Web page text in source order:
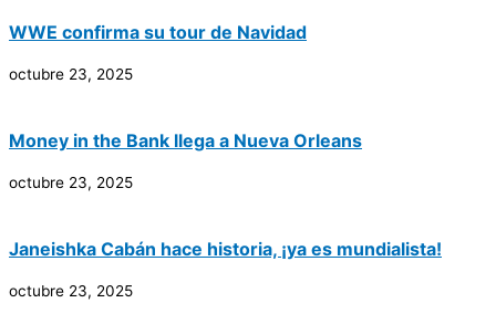
WWE confirma su tour de Navidad
octubre 23, 2025
Money in the Bank llega a Nueva Orleans
octubre 23, 2025
Janeishka Cabán hace historia, ¡ya es mundialista!
octubre 23, 2025